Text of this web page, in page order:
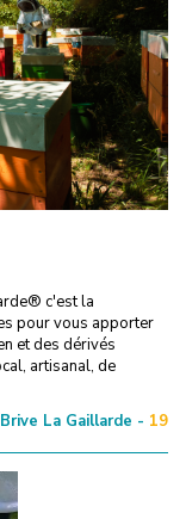
c'est la
pour vous apporter
et des dérivés
artisanal, de
Brive La Gaillarde - 19